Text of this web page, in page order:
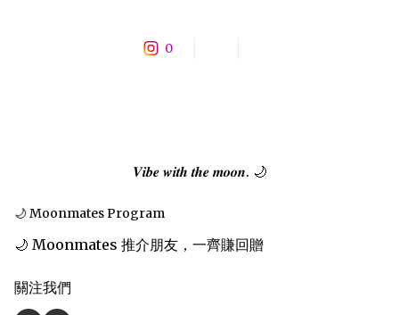
0
𝑽𝒊𝒃𝒆 𝒘𝒊𝒕𝒉 𝒕𝒉𝒆 𝒎𝒐𝒐𝒏. 🌙
🌙 Moonmates Program
🌙 Moonmates 推介朋友，一齊賺回贈
關注我們